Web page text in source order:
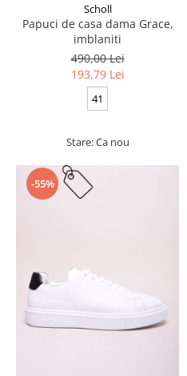
Scholl
Papuci de casa dama Grace,
imblaniti
490,00 Lei
193,79 Lei
41
Stare: Ca nou
-55%